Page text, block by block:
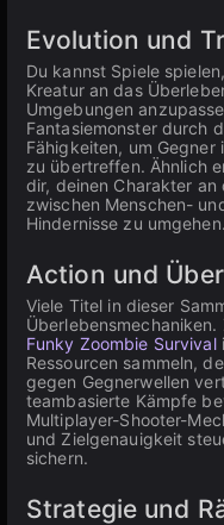
Evolution und
Du kannst Spiele
Kreatur an das
Umgebungen
Fantasiemonster durch
Fähigkeiten, um Gegner
zu übertreffen. Ähnlich
dir, deinen Charakter an
zwischen Menschen-
Hindernisse zu umgehen.
Action und
Viele Titel in dieser
Funky Zoombie Survival
Ressourcen sammeln,
gegen Gegnerwellen
teambasierte Kämpfe
Multiplayer-Shooter-
und Zielgenauigkeit
sichern.
Strategie und